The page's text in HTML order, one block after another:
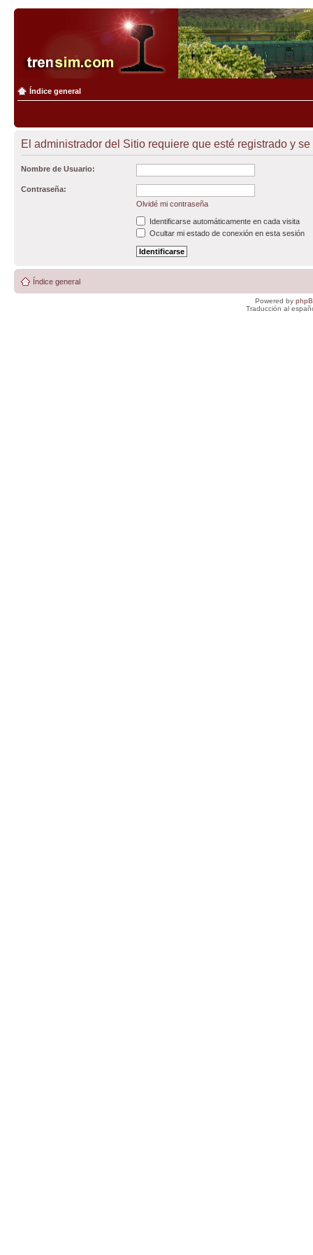
Índice general
El administrador del Sitio requiere que esté registrado y
Nombre de Usuario:
Contraseña:
Olvidé mi contraseña
Identificarse automáticamente en cada visita
Ocultar mi estado de conexión en esta sesión
Índice general
Powered by
Traducción al